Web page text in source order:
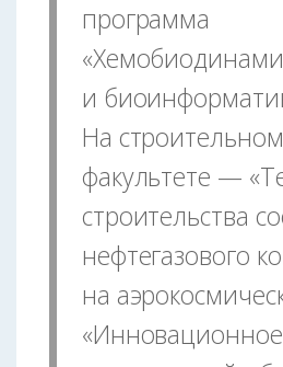
программа
и
На строительном
факультете —
строительства
нефтегазового
на